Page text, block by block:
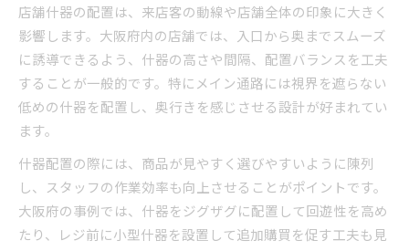
店舗什器の配置は、来店客の動線や店舗全体の印象に大きく
影響します。大阪府内の店舗では、入口から奥までスムーズ
に誘導できるよう、什器の高さや間隔、配置バランスを工夫
することが一般的です。特にメイン通路には視界を遮らない
低めの什器を配置し、奥行きを感じさせる設計が好まれてい
ます。
什器配置の際には、商品が見やすく選びやすいように陳列
し、スタッフの作業効率も向上させることがポイントです。
大阪府の事例では、什器をジグザグに配置して回遊性を高め
たり、レジ前に小型什器を設置して追加購買を促す工夫も見